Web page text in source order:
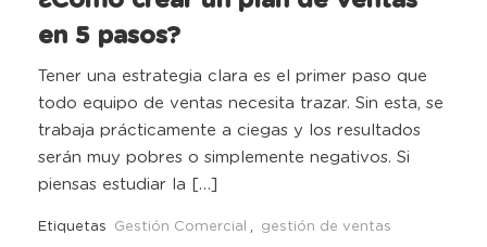
en 5 pasos?
Tener una estrategia clara es el primer paso que
todo equipo de ventas necesita trazar. Sin esta, se
trabaja prácticamente a ciegas y los resultados
serán muy pobres o simplemente negativos. Si
piensas estudiar la […]
Etiquetas Gestión Comercial , gestión de ventas